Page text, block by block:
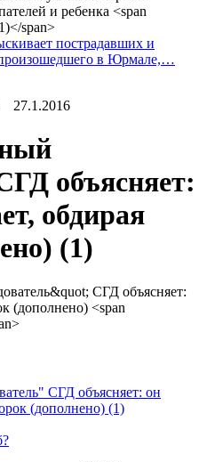
пострадавших и
в Юрмале,…
27.1.2016
объясняет:
обдирая
(1)
СГД объясняет: он
(дополнено) (1)